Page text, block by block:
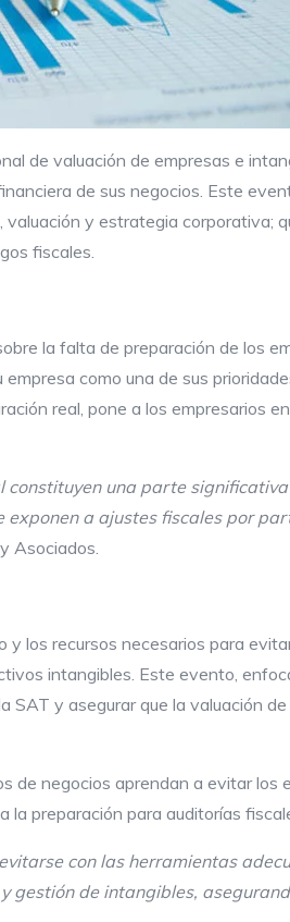
de valuación de empresas e
de sus negocios. Este
y estrategia corporativa;
fiscales.
la falta de preparación de los
como una de sus
real, pone a los empresarios
una parte
exponen a ajustes fiscales por
Asociados.
los recursos necesarios para
intangibles. Este evento,
y asegurar que la valuación
negocios aprendan a evitar los
la preparación para auditorías
con las herramientas
gestión de intangibles,